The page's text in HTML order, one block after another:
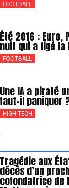
FOOTBALL
Été 2016 : Euro,
nuit qui a figé la
FOOTBALL
Une IA a piraté
faut-il paniquer
HIGH-TECH
Tragédie aux
décès d’un
cofondatrice de